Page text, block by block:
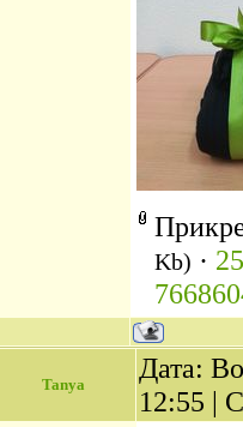
Kb) ·
Tanya
Дата:
12:55 |